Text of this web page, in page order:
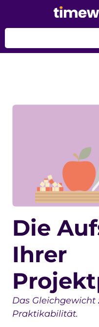
Die
Ihrer
Das
Praktikabilität.